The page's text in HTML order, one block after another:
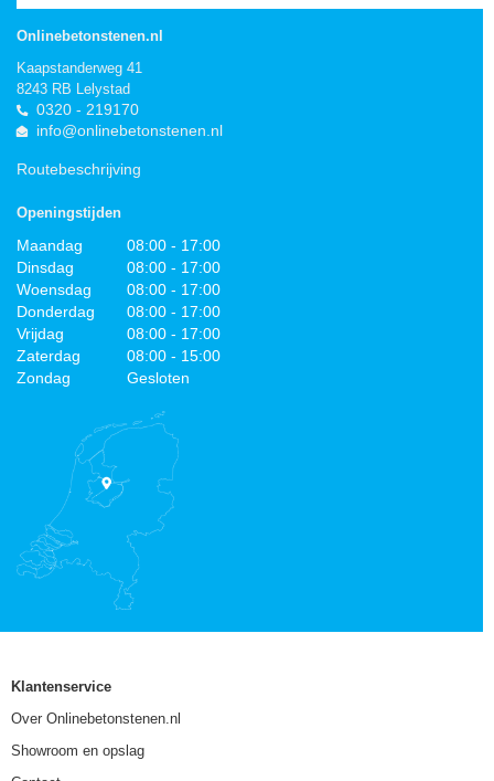
Onlinebetonstenen.nl
Kaapstanderweg 41
8243 RB Lelystad
0320 - 219170
info@onlinebetonstenen.nl
Routebeschrijving
Openingstijden
Maandag
08:00 - 17:00
Dinsdag
08:00 - 17:00
Woensdag
08:00 - 17:00
Donderdag
08:00 - 17:00
Vrijdag
08:00 - 17:00
Zaterdag
08:00 - 15:00
Zondag
Gesloten
Klantenservice
Over Onlinebetonstenen.nl
Showroom en opslag